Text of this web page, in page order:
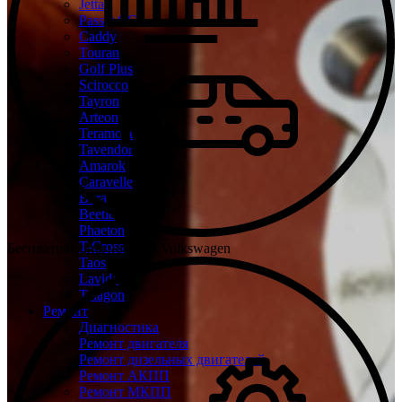
Jetta
Passat CC
Caddy
Touran
Golf Plus
Scirocco
Tayron
Arteon
Teramont
Tavendor
Amarok
Caravelle
Bora
Beetle
Phaeton
T-Cross
Taos
Lavida
Talagon
Ремонт
Диагностика
Ремонт двигателя
Ремонт дизельных двигателей
Ремонт АКПП
Ремонт МКПП
Бесплатная диагностика Volkswagen